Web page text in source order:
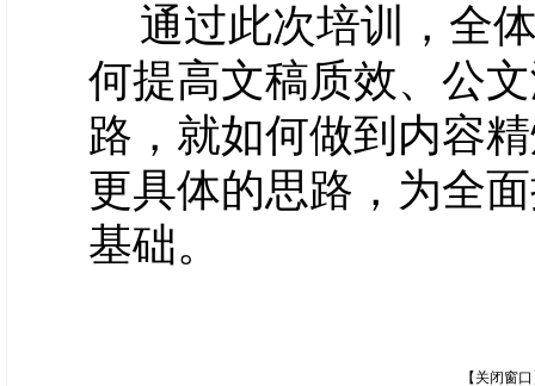
通过此次培训，全
何提高文稿质效、公
路，就如何做到内容
更具体的思路，为全
基础。
【关闭窗